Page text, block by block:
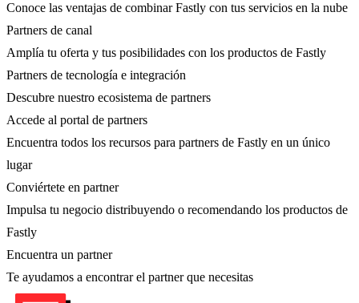
Conoce las ventajas de combinar Fastly con tus servicios en la nube
Partners de canal
Amplía tu oferta y tus posibilidades con los productos de Fastly
Partners de tecnología e integración
Descubre nuestro ecosistema de partners
Accede al portal de partners
Encuentra todos los recursos para partners de Fastly en un único
lugar
Conviértete en partner
Impulsa tu negocio distribuyendo o recomendando los productos de
Fastly
Encuentra un partner
Te ayudamos a encontrar el partner que necesitas